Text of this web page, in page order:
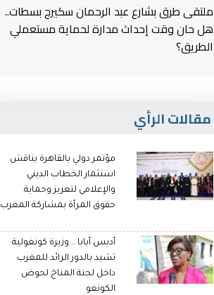
ملتقى طرق بشارع عبد الرحمان سكيرج بسطات..
هل حان وقت إحداث مدارة لحماية مستعملي
الطريق؟
مقالات الرأي
مؤتمر دولي بالقاهرة يناقش
استثمار الخطاب الديني
والإعلامي لتعزيز وحماية
حقوق المرأة بمشاركة المغرب
أديس أبابا .. وزيرة كونغولية
تشيد بالدور الرائد للمغرب
داخل لجنة المناخ لحوض
الكونغو